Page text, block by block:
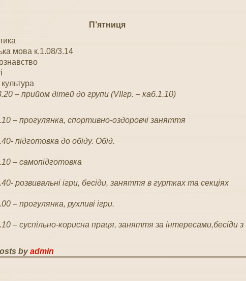
П’ятниця
мова к.1.08/3.14
– прийом дітей до групи (VIIгр. – каб.1.10)
– прогулянка, спортивно-оздоровчі заняття
підготовка до обіду. Обід.
– самопідготовка
розвивальні ігри, бесіди, заняття в гуртках та секціях
– прогулянка, рухливі ігри.
– суспільно-корисна праця, заняття за інтересами,бесіди з
byadmin